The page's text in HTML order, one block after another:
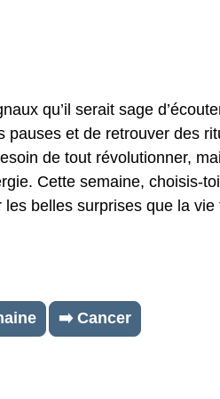
qu’il serait sage
pauses et de retrouver des
de tout révolutionner,
Cette semaine, choisis-
belles surprises que la vie
➡️ Cancer